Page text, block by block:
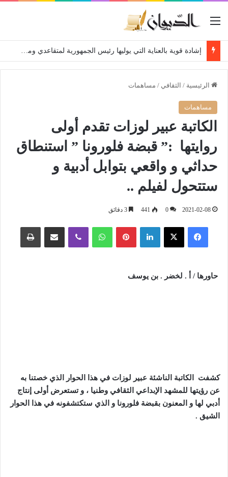
القائمة
إشادة قوية بالعناية التي يوليها رئيس الجمهورية لمتقاعدي ومعطوبي وكبار جرحى الجيش الوطني الشعبي
الرئيسية / الثقافي / مساهمات
مساهمات
الكاتبة عبير لوزات تقدم أولى
روايتها :” قبضة فلورونا ” استنطاق
حداثي و واقعي بتوابل أدبية و
ستتحول لفيلم ..
2021-02-08
0
441
فيسبوك ‫X لينكدإن بينتيريست واتساب ڤايبر مشاركة عبر البريد
حاورها / أ . لخضر . بن يوسف
كشفت الكاتبة الناشئة عبير لوزات في هذا الحوار الذي خصتنا به
عن رؤيتها للمشهد الإبداعي الثقافي وطنيا ، و تستعرض أولى إنتاج
أدبي لها و المعنون بقبضة فلورونا و الذي ستكتشفونه في هذا الحوار
الشيق .